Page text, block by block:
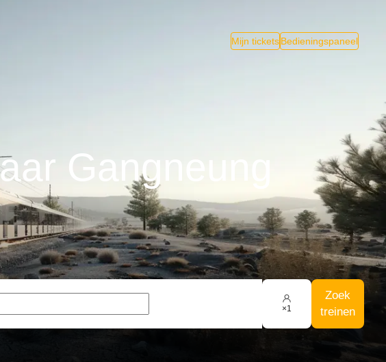
Mijn ticketsBedieningspaneel
Gangneung
×1
Zoek
treinen